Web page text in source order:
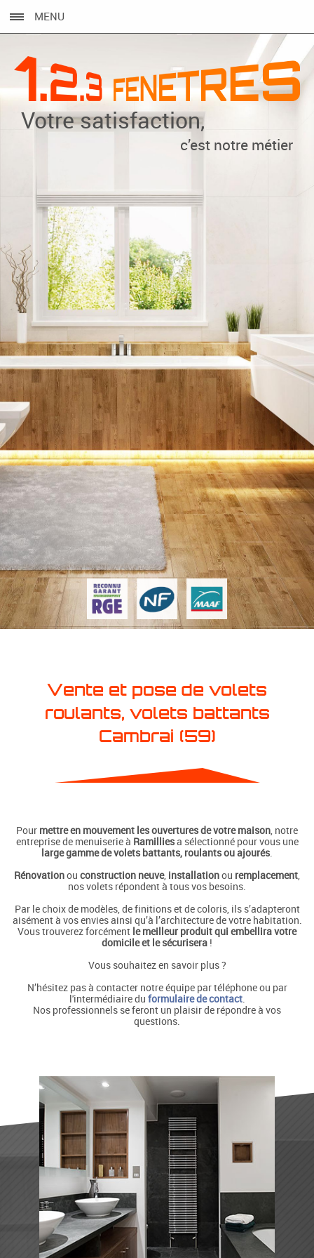
MENU
Votre satisfaction,
c’est notre métier
Vente et pose de volets
roulants, volets battants
Cambrai (59)
Pour mettre en mouvement les ouvertures de votre maison, notre
entreprise de menuiserie à Ramilliesa sélectionné pour vous une
large gamme de volets battants, roulants ou ajourés.
Rénovationou construction neuve, installationou remplacement,
nos volets répondent à tous vos besoins.
Par le choix de modèles, de finitions et de coloris, ils s’adapteront
aisément à vos envies ainsi qu’à l’architecture de votre habitation.
Vous trouverez forcément le meilleur produit qui embellira votre
domicile et le sécurisera !
Vous souhaitez en savoir plus ?
N’hésitez pas à contacter notre équipe par téléphone ou par
l'intermédiaire du formulaire de contact.
Nos professionnels se feront un plaisir de répondre à vos
questions.